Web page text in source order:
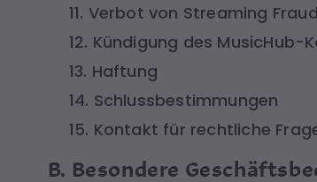
11. Verbot von Streaming Fraud
12. Kündigung des MusicHub-
13. Haftung
14. Schlussbestimmungen
15. Kontakt für rechtliche
B. Besondere